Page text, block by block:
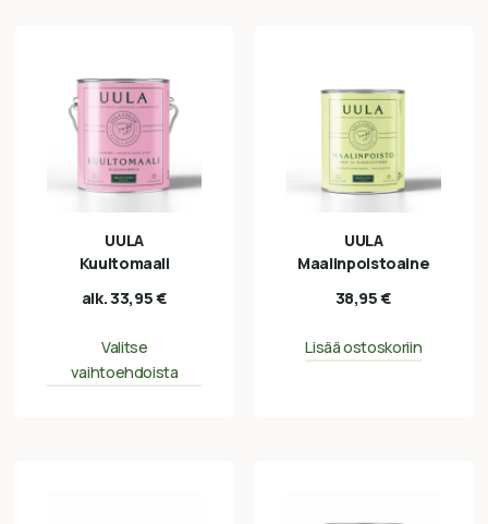
UULA
Kuultomaali
alk.33,95€
Valitse
vaihtoehdoista
UULA
Maalinpoistoaine
38,95€
Lisää ostoskoriin